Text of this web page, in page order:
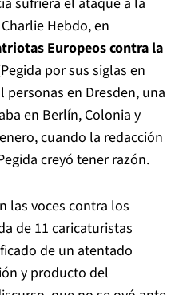
Hebdo, en
Europeos contra la
por sus siglas en
en Dresden, una
en Berlín, Colonia y
cuando la redacción
creyó tener razón.
las voces contra los
de 11 caricaturistas
de un atentado
y producto del